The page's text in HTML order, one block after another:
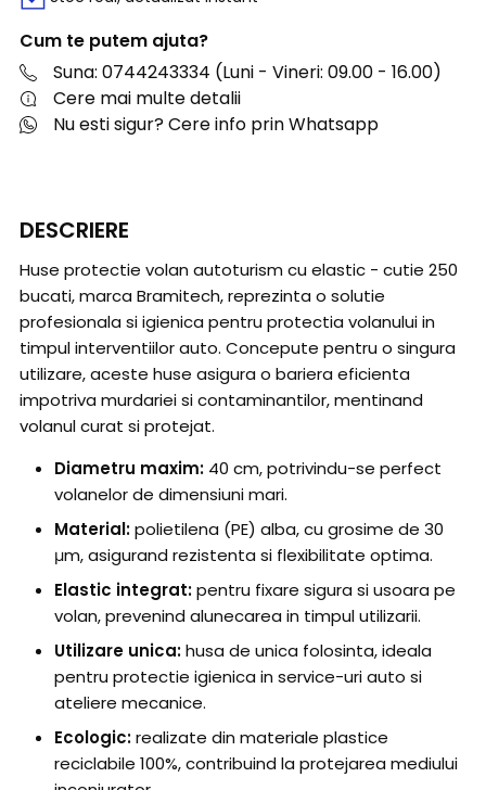
Cum te putem ajuta?
Suna: 0744243334 (Luni - Vineri: 09.00 - 16.00)
Cere mai multe detalii
Nu esti sigur? Cere info prin Whatsapp
DESCRIERE
Huse protectie volan autoturism cu elastic - cutie 250
bucati, marca Bramitech, reprezinta o solutie
profesionala si igienica pentru protectia volanului in
timpul interventiilor auto. Concepute pentru o singura
utilizare, aceste huse asigura o bariera eficienta
impotriva murdariei si contaminantilor, mentinand
volanul curat si protejat.
Diametru maxim: 40 cm, potrivindu-se perfect
volanelor de dimensiuni mari.
Material:polietilena (PE) alba, cu grosime de 30
μm, asigurand rezistenta si flexibilitate optima.
Elastic integrat:pentru fixare sigura si usoara pe
volan, prevenind alunecarea in timpul utilizarii.
Utilizare unica:husa de unica folosinta, ideala
pentru protectie igienica in service-uri auto si
ateliere mecanice.
Ecologic:realizate din materiale plastice
reciclabile 100%, contribuind la protejarea mediului